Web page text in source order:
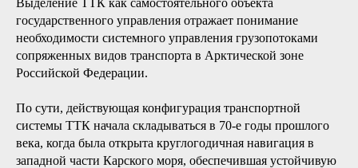
государственного управления отражает понимание
необходимости системного управления грузопотоками
сопряженных видов транспорта в Арктической зоне
Российской Федерации.
По сути, действующая конфигурация транспортной
системы ТТК начала складываться в 70-е годы прошлого
века, когда была открыта круглогодичная навигация в
западной части Карского моря, обеспечившая устойчивую